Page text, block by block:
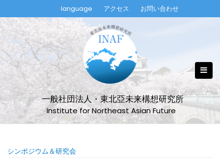
to
content
language アクセス お問い合わせ
一般社団法人・東北亞未来構想研究所
Institute for Northeast Asian Future
シンポジウム＆研究会